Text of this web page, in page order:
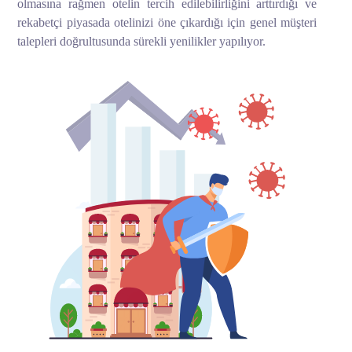
olmasına rağmen otelin tercih edilebilirliğini arttırdığı ve
rekabetçi piyasada otelinizi öne çıkardığı için genel müşteri
talepleri doğrultusunda sürekli yenilikler yapılıyor.